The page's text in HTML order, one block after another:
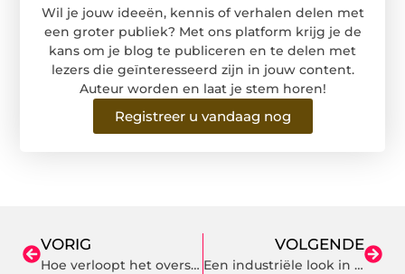
Wil je jouw ideeën, kennis of verhalen delen met
een groter publiek? Met ons platform krijg je de
kans om je blog te publiceren en te delen met
lezers die geïnteresseerd zijn in jouw content.
Auteur worden en laat je stem horen!
Registreer u vandaag nog
VORIG
Hoe verloopt het overschrijven scooter precies?
VOLGENDE
Een industriële look in huis creëren doe je zo